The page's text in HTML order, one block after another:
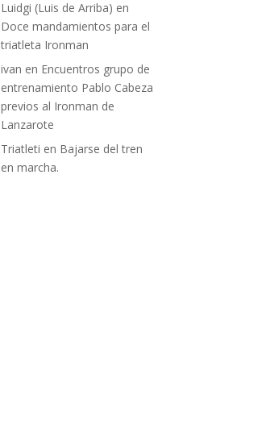
Luidgi (Luis de Arriba) en
Doce mandamientos para el
triatleta Ironman
ivan en Encuentros grupo de
entrenamiento Pablo Cabeza
previos al Ironman de
Lanzarote
Triatleti en Bajarse del tren
en marcha.